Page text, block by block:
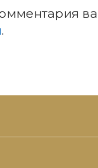
.